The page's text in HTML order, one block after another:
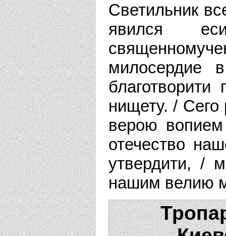
Светильник
явился
милосердие
нищету. /
верою
отечество
утвердити, /
нашим велию